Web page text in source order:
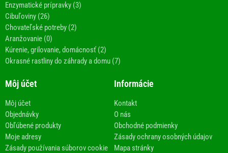
Enzymatické prípravky (3)
Cibuľoviny (26)
Chovateľské potreby (2)
Aranžovanie (0)
Kúrenie, grilovanie, domácnosť (2)
Okrasné rastliny do záhrady a domu (7)
Môj účet
Môj účet
Objednávky
Obľúbené produkty
Moje adresy
Zásady používania súborov cookie
Informácie
Kontakt
O nás
Obchodné podmienky
Zásady ochrany osobných údajov
Mapa stránky